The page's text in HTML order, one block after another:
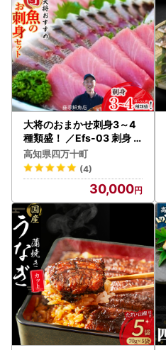
大将のおまかせ刺身3～4
種類盛！ ／Efs-03 刺身
鮮魚 冷蔵 即日発送
高知県四万十町
(4)
30,000